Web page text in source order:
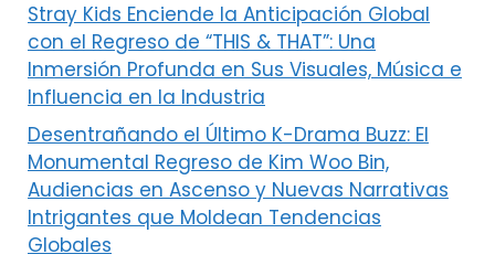
Stray Kids Enciende la Anticipación Global
con el Regreso de “THIS & THAT”: Una
Inmersión Profunda en Sus Visuales, Música e
Influencia en la Industria
Desentrañando el Último K-Drama Buzz: El
Monumental Regreso de Kim Woo Bin,
Audiencias en Ascenso y Nuevas Narrativas
Intrigantes que Moldean Tendencias
Globales